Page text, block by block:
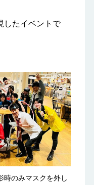
したイベントで
のみマスクを外し